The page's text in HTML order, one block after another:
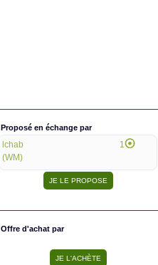
Proposé en échange par
lchab
(WM)
1
Offre d'achat par